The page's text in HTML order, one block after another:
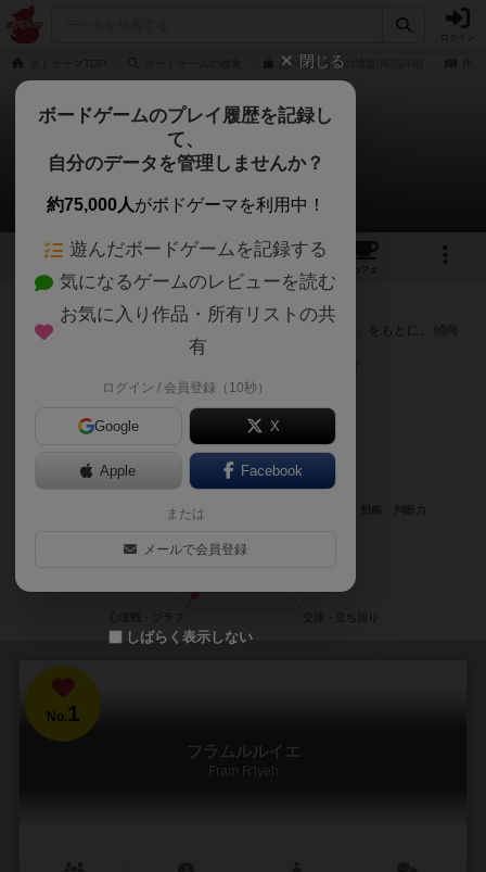
たべちゃうぞの通販/商品詳細
たべちゃうぞ
次のおすすめボードゲーム
4 5
カフェ
『たべちゃうぞ』が好きな方へのおすすめ
このゲームのトップページで投票された「プレイ感の評価」をもとに、傾向
が近いボードゲームをランキング形式で紹介します。
No.1
フラムルルイエ
Fram R'lyeh
閉じる
ボードゲームのプレイ履歴を記録し
て、
自分のデータを管理しませんか？
約75,000人がボドゲーマを利用中！
遊んだボードゲームを記録する
気になるゲームのレビューを読む
お気に入り作品・所有リストの共
有
ログイン / 会員登録（10秒）
Google X
Apple Facebook
または
メールで会員登録
しばらく表示しない